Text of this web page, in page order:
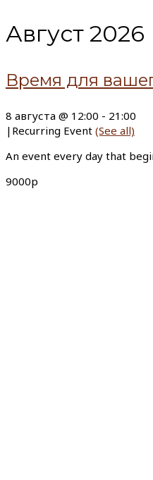
Август 2026
Время для
8 августа @ 12:00 - 21:00
| Recurring Event (See all)
An event every day that
9000р